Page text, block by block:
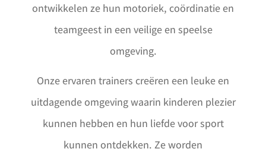
ontwikkelen ze hun motoriek, coördinatie en
teamgeest in een veilige en speelse
omgeving.
Onze ervaren trainers creëren een leuke en
uitdagende omgeving waarin kinderen plezier
kunnen hebben en hun liefde voor sport
kunnen ontdekken. Ze worden